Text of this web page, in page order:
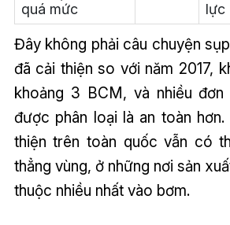
quá mức
lực
Đây không phải câu chuyện
đã cải thiện so với năm 2017,
khoảng 3 BCM, và nhiều
được phân loại là an toàn
thiện trên toàn quốc vẫn có
thẳng vùng, ở những nơi sản
thuộc nhiều nhất vào bơm.